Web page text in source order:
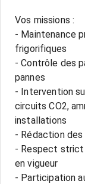
Vos missions :
- Maintenance
frigorifiques
- Contrôle des
pannes
- Intervention
circuits CO2,
installations
- Rédaction
- Respect strict
en vigueur
- Participation